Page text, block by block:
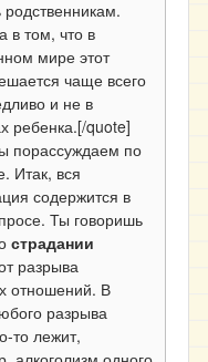
родственникам.
в том, что в
мире этот
чаще всего
и не в
ребенка.[/quote]
порассуждаем по
Итак, вся
содержится в
Ты говоришь
страдании
разрыва
отношений. В
разрыва
то лежит,